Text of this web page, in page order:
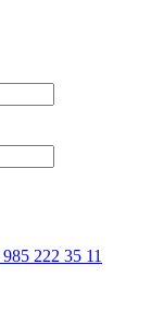
222 35 11